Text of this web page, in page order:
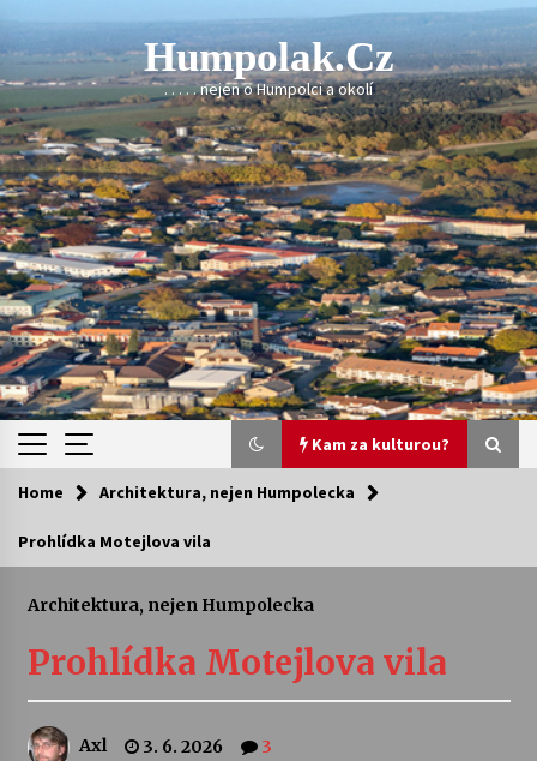
content
Humpolak.cz
. . . . . nejen o Humpolci a okolí
Kam za kulturou?
Kam za kulturou?
Sukuba Ensemble
Vernisáž výstavy Josefíny Duškové: Stávám se
kapkou
30. 7. 2026
Home Architektura, nejen Humpolecka
Prohlídka Motejlova vila
Architektura, nejen Humpolecka
Prohlídka Motejlova vila
Axl 3. 6. 2026 3